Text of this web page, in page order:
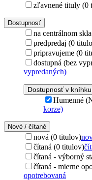
zľavnené tituly (0
Dostupnosť
na centrálnom
predpredaj (0
pripravujeme (0
dostupná (bez
vypredaných)
Dostupnosť v
Humenné
korze)
Nové / čítané
nová (0 titulov)
čítaná (0 titulov)
čítaná - výborný
čítaná - mierne
opotrebovaná